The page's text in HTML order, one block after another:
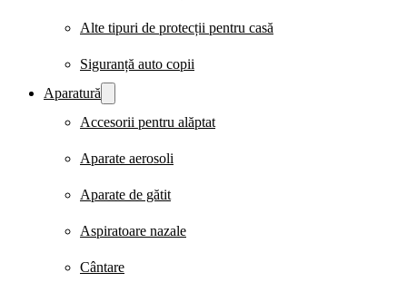
Alte tipuri de protecții pentru casă
Siguranță auto copii
Aparatură
Accesorii pentru alăptat
Aparate aerosoli
Aparate de gătit
Aspiratoare nazale
Cântare